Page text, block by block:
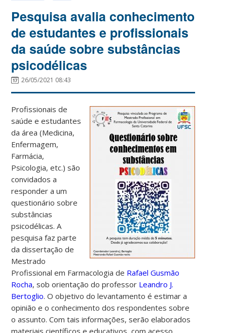
Pesquisa avalia conhecimento
de estudantes e profissionais
da saúde sobre substâncias
psicodélicas
26/05/2021 08:43
Profissionais de
saúde e estudantes
da área (Medicina,
Enfermagem,
Farmácia,
Psicologia, etc.) são
convidados a
responder a um
questionário sobre
substâncias
psicodélicas. A
pesquisa faz parte
da dissertação de
Mestrado
Profissional em Farmacologia de Rafael Gusmão
Rocha, sob orientação do professor Leandro J.
Bertoglio. O objetivo do levantamento é estimar a
opinião e o conhecimento dos respondentes sobre
o assunto. Com tais informações, serão elaborados
materiais científicos e educativos, com acesso